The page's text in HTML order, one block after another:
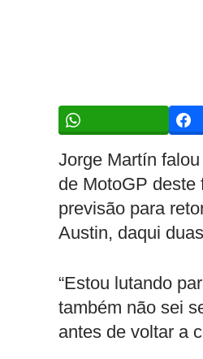
Jorge Martín
de MotoGP deste
previsão para
Austin, daqui
“Estou lutando
também não sei
antes de voltar a